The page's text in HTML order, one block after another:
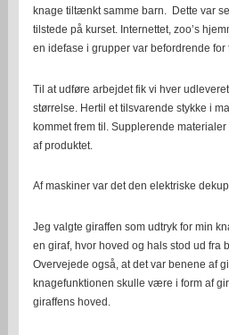
knage tiltænkt samme barn. Dette var
tilstede på kurset. Internettet, zoo’s
en idefase i grupper var befordrende
Til at udføre arbejdet fik vi hver
størrelse. Hertil et tilsvarende stykke i
kommet frem til. Supplerende
af produktet.
Af maskiner var det den elektriske
Jeg valgte giraffen som udtryk for min
en giraf, hvor hoved og hals stod ud fra
Overvejede også, at det var benene af
knagefunktionen skulle være i form af
giraffens hoved.